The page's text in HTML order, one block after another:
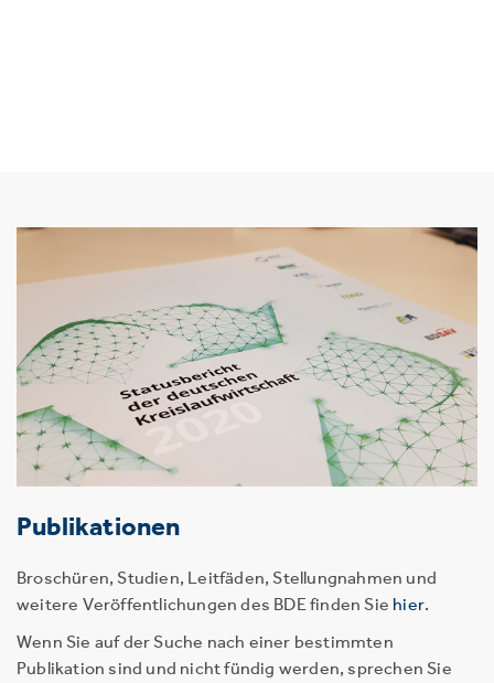
Publikationen
Broschüren, Studien, Leitfäden, Stellungnahmen und
weitere Veröffentlichungen des BDE finden Sie hier.
Wenn Sie auf der Suche nach einer bestimmten
Publikation sind und nicht fündig werden, sprechen Sie